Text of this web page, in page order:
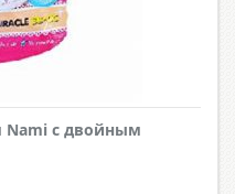
с двойным